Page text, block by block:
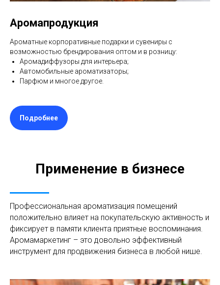
Аромапродукция
Ароматные корпоративные подарки и сувениры с
возможностью брендирования оптом и в розницу:
Аромадиффузоры для интерьера;
Автомобильные ароматизаторы;
Парфюм и многое другое.
Подробнее
Применение в бизнесе
Профессиональная ароматизация помещений
положительно влияет на покупательскую активность и
фиксирует в памяти клиента приятные воспоминания.
Аромамаркетинг – это довольно эффективный
инструмент для продвижения бизнеса в любой нише.